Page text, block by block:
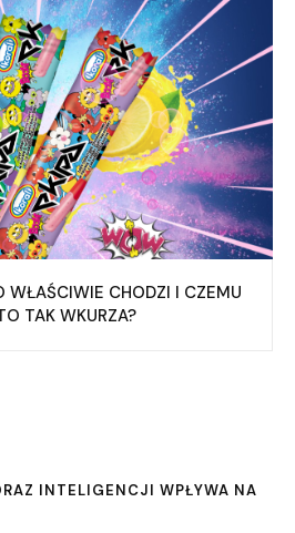
WŁAŚCIWIE CHODZI I CZEMU
TAK WKURZA?
INTELIGENCJI WPŁYWA NA